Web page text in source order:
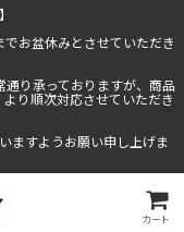
お盆休みとさせていただき
り承っておりますが、商品
り順次対応させていただき
ますようお願い申し上げま
カート